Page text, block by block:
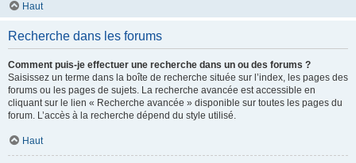
Haut
Recherche dans les forums
Comment puis-je effectuer une recherche dans un ou des forums ?
Saisissez un terme dans la boîte de recherche située sur l’index, les pages des
forums ou les pages de sujets. La recherche avancée est accessible en
cliquant sur le lien « Recherche avancée » disponible sur toutes les pages du
forum. L’accès à la recherche dépend du style utilisé.
Haut